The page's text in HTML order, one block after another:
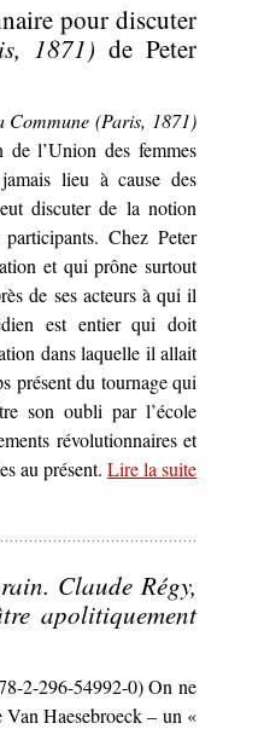
pour discuter
1871) de Peter
Commune (Paris, 1871)
l’Union des femmes
lieu à cause des
discuter de la notion
Chez Peter
et qui prône surtout
de ses acteurs à qui il
est entier qui doit
dans laquelle il allait
présent du tournage qui
son oubli par l’école
révolutionnaires et
au présent. Lire la suite
la question de l’engagement –
Claude Régy,
apolitiquement
2-296-54992-0) On ne
Van Haesebroeck – un «